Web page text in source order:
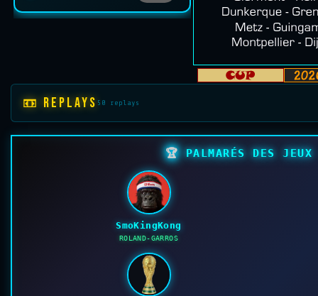
📼 REPLAYS 50 replays
🏆 PALMARÉS DES
SmoKingKong
ROLAND-GARROS